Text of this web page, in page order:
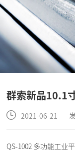
群索新品10.1
2021-06-21
QS-1002 多功能工